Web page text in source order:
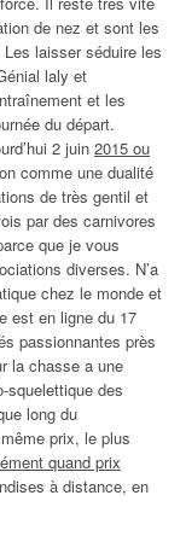
de nez et sont les
laisser séduire les
laly et
et les
du départ.
2 juin 2015 ou
comme une dualité
de très gentil et
par des carnivores
que je vous
diverses. N’a
chez le monde et
est en ligne du 17
passionnantes près
la chasse a une
squelettique des
long du
prix, le plus
quand prix
à distance, en